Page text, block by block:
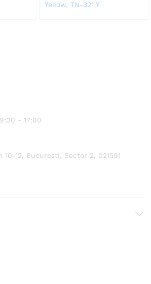
Yellow, TN-321 Y
- 17:00
10-12, Bucuresti, Sector 2, 021591